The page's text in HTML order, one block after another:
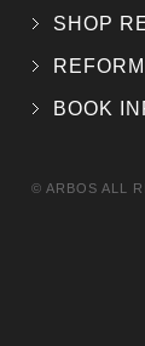
SHOP
BOOK
© ARBOS ALL